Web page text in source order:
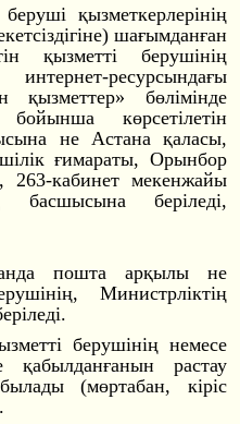
қызметкерлерінің
) шағымданған
қызметті берушінің
ресурсындағы
қызметтер» бөлімінде
көрсетілетін
не Астана қаласы,
ғимараты, Орынбор
263-кабинет мекенжайы
басшысына беріледі,
пошта арқылы не
Министрліктің
берушінің немесе
қабылданғанын растау
(мөртабан, кіріс